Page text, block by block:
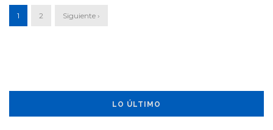
1 2 Siguiente ›
LO ÚLTIMO